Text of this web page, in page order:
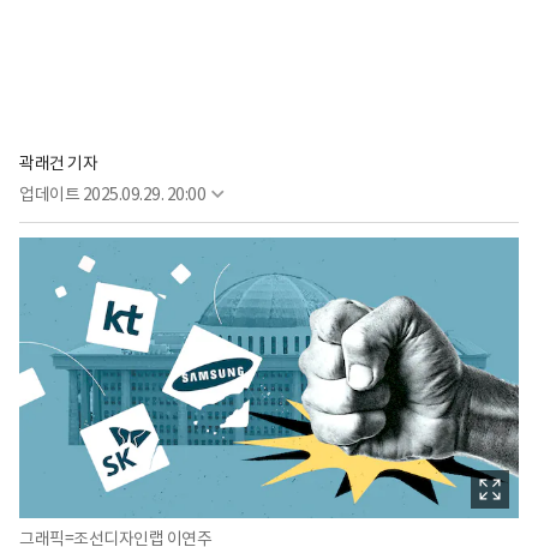
곽래건 기자
업데이트 2025.09.29. 20:00
그래픽=조선디자인랩 이연주